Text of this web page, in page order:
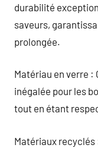
durabilité
saveurs,
prolongée.
Matériau en verre :
inégalée pour les
tout en étant
Matériaux